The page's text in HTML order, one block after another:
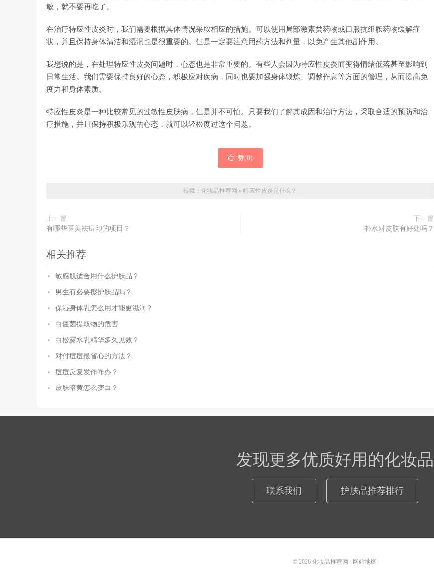
敏，就不要再吃了。
在治疗特应性皮炎时，我们需要根据具体情况采取相应的措施。可以使用局部激素类药物或口服抗组胺药物缓解症
状，并且保持身体清洁和湿润也是很重要的。但是一定要注意用药方法和剂量，以免产生其他副作用。
我想说的是，在处理特应性皮炎问题时，心态也是非常重要的。有些人会因为特应性皮炎而变得情绪低落甚至影响到
日常生活。我们需要保持良好的心态，积极应对疾病，同时也要加强身体锻炼、调整作息等方面的管理，从而提高免
疫力和身体素质。
特应性皮炎是一种比较常见的过敏性皮肤病，但是并不可怕。只要我们了解其成因和治疗方法，采取合适的预防和治
疗措施，并且保持积极乐观的心态，就可以轻松度过这个问题。
赞(0)
转载： 化妆品推荐网 » 特应性皮炎是什么？
上一篇
有哪些医美祛痘印的项目？
下一篇
补水对皮肤有好处吗？
相关推荐
敏感肌适合用什么护肤品？
男生有必要擦护肤品吗？
保湿身体乳怎么用才能更滋润？
白僵菌提取物的危害
白松露水乳精华多久见效？
对付痘痘最省心的方法？
痘痘反复发作咋办？
皮肤暗黄怎么变白？
发现更多优质好用的化妆品
联系我们 护肤品推荐排行
© 2026 化妆品推荐网 网站地图